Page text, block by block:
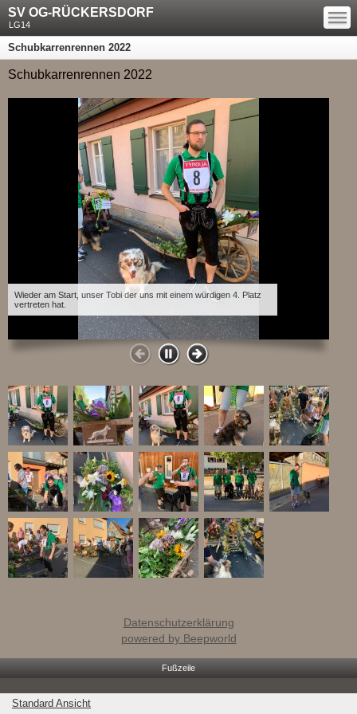
SV OG-RÜCKERSDORF
LG14
—
—
—
Schubkarrenrennen 2022
Schubkarrenrennen 2022
Wieder am Start, unser Tobi der uns mit einem würdigen 4. Platz
vertreten hat.
Datenschutzerklärung
powered by Beepworld
Fußzeile
Standard Ansicht